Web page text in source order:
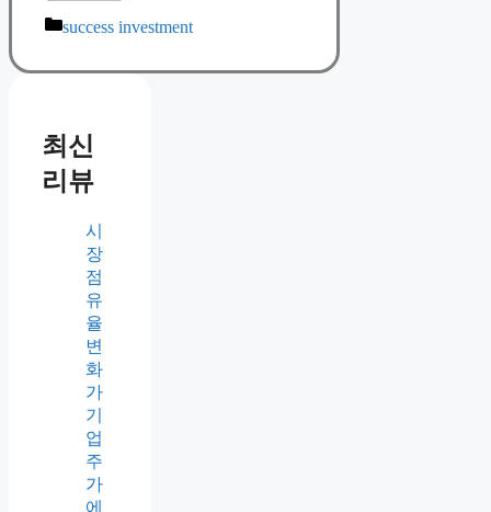
Categories
success investment
최신
리뷰
시
장
점
유
율
변
화
가
기
업
주
가
에